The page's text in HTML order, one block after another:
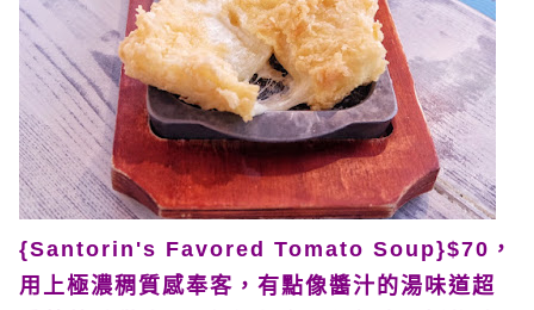
{Santorin's Favored Tomato Soup}$70，
用上極濃稠質感奉客，有點像醬汁的湯味道超